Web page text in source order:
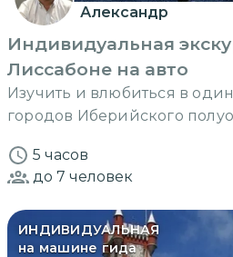
Александр
Индивидуальная
Лиссабоне на авто
Изучить и влюбиться в
городов Иберийского
5 часов
до 7 человек
ИНДИВИДУАЛЬНАЯ
на машине гида